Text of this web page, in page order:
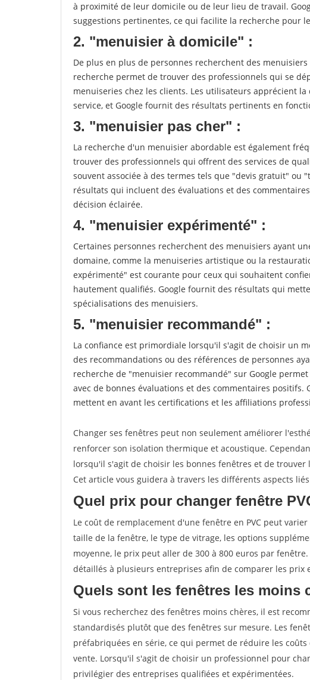
à proximité de leur domicile ou de leur lieu de travail.
suggestions pertinentes, ce qui facilite la recherche pour
2. "menuisier à domicile" :
De plus en plus de personnes recherchent des
recherche permet de trouver des professionnels qui se
menuiseries chez les clients. Les utilisateurs apprécient
service, et Google fournit des résultats pertinents en
3. "menuisier pas cher" :
La recherche d'un menuisier abordable est également
trouver des professionnels qui offrent des services de
souvent associée à des termes tels que "devis gratuit" ou
résultats qui incluent des évaluations et des
décision éclairée.
4. "menuisier expérimenté" :
Certaines personnes recherchent des menuisiers ayant
domaine, comme la menuiseries artistique ou la
expérimenté" est courante pour ceux qui souhaitent
hautement qualifiés. Google fournit des résultats qui
spécialisations des menuisiers.
5. "menuisier recommandé" :
La confiance est primordiale lorsqu'il s'agit de choisir un
des recommandations ou des références de personnes
recherche de "menuisier recommandé" sur Google
avec de bonnes évaluations et des commentaires positifs.
mettent en avant les certifications et les affiliations
Changer ses fenêtres peut non seulement améliorer
renforcer son isolation thermique et acoustique.
lorsqu'il s'agit de choisir les bonnes fenêtres et de
Cet article vous guidera à travers les différents aspects
Quel prix pour changer fenêtre
Le coût de remplacement d'une fenêtre en PVC peut
taille de la fenêtre, le type de vitrage, les options
moyenne, le prix peut aller de 300 à 800 euros par
détaillés à plusieurs entreprises afin de comparer les prix
Quels sont les fenêtres les moins
Si vous recherchez des fenêtres moins chères, il est
standardisés plutôt que des fenêtres sur mesure. Les
préfabriquées en série, ce qui permet de réduire les
vente. Lorsqu'il s'agit de choisir un professionnel pour
privilégier des entreprises qualifiées et expérimentées.